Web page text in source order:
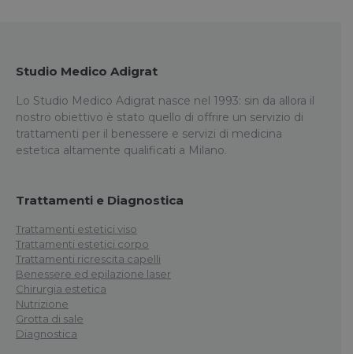
Studio Medico Adigrat
Lo Studio Medico Adigrat nasce nel 1993: sin da allora il
nostro obiettivo è stato quello di offrire un servizio di
trattamenti per il benessere e servizi di medicina
estetica altamente qualificati a Milano.
Trattamenti e Diagnostica
Trattamenti estetici viso
Trattamenti estetici corpo
Trattamenti ricrescita capelli
Benessere ed epilazione laser
Chirurgia estetica
Nutrizione
Grotta di sale
Diagnostica